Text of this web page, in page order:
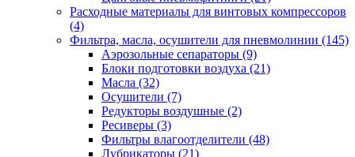
Расходные материалы для винтовых компрессоров
(4)
Фильтра, масла, осушители для пневмолинии (145)
Аэрозольные сепараторы (9)
Блоки подготовки воздуха (21)
Масла (32)
Осушители (7)
Редукторы воздушные (2)
Ресиверы (3)
Фильтры влагоотделители (48)
Лубрикаторы (21)